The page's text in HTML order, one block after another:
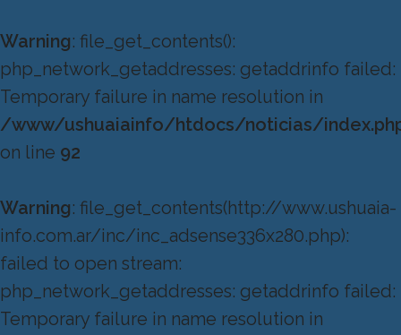
Warning: file_get_contents():
php_network_getaddresses: getaddrinfo failed:
Temporary failure in name resolution in
/www/ushuaiainfo/htdocs/noticias/
on line 92
Warning: file_get_contents(http://www.ushuaia-
info.com.ar/inc/inc_adsense336x280.php):
failed to open stream:
php_network_getaddresses: getaddrinfo failed:
Temporary failure in name resolution in